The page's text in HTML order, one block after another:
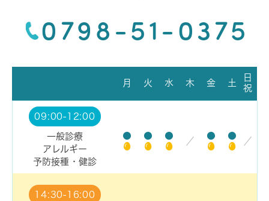
0798-51-0375
月 火 水 木 金 土
日
祝
09:00-12:00
一般診療
アレルギー
予防接種・健診
● ● ●
／
● ●
／
14:30-16:00